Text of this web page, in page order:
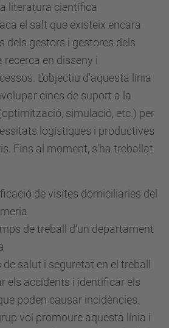
literatura científica
el salt que existeix encara
dels gestors i gestores dels
en disseny i
L'objectiu d'aquesta línia
eines de suport a la
simulació, etc.) per
logístiques i productives
Fins al moment, s'ha treballat
de visites domiciliaries del
de treball d'un departament
salut i seguretat en el treball
els accidents i identificar els
poden causar incidències.
vol promoure aquesta línia i